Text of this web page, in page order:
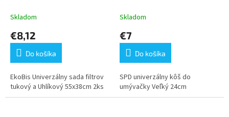
Skladom
€8,12
Do košíka
EkoBis Univerzálny sada filtrov
tukový a Uhlíkový 55x38cm 2ks
Skladom
€7
Do košíka
SPD univerzálny kôš do
umývačky Veľký 24cm